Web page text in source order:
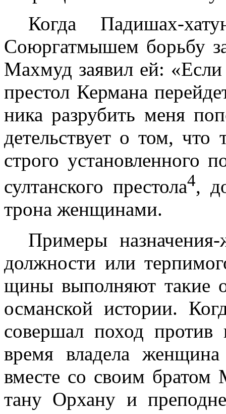
Когда Падишах-
Союргатмышем борьбу
Махмуд заявил ей:
престол Кермана
ника разрубить меня
детельствует о том,
строго установленного
султанского престола4,
трона женщинами.
Примеры
должности или
щины выполняют такие
османской истории.
совершал поход
время владела
вместе со своим
тану Орхану и